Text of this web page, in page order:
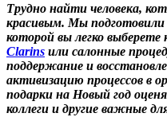
Трудно найти человека,
красивым. Мы
которой вы легко выберете
Clarins или салонные
поддержание и
активизацию процессов в
подарки на Новый год
коллеги и другие важные